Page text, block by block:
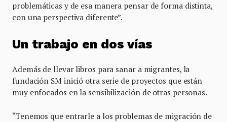
problemáticas y de esa manera pensar de forma distinta,
con una perspectiva diferente”.
Un trabajo en dos vías
Además de llevar libros para sanar a migrantes, la
fundación SM inició otra serie de proyectos que están
muy enfocados en la sensibilización de otras personas.
“Tenemos que entrarle a los problemas de migración de